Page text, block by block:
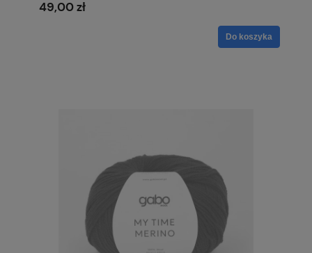
49,00 zł
Do koszyka